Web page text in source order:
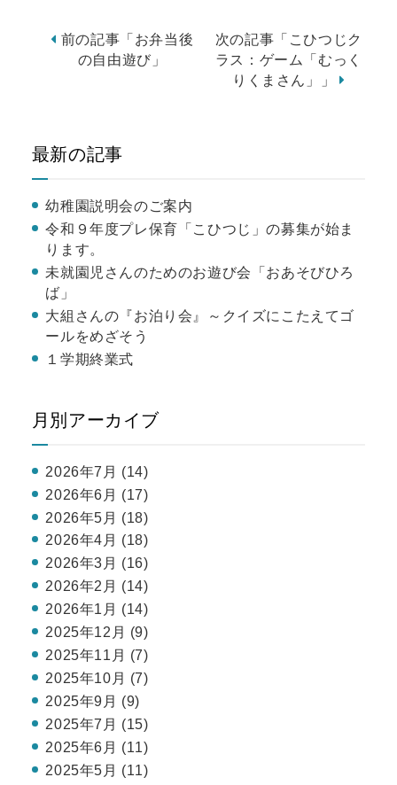
前の記事「お弁当後
の自由遊び」
次の記事「こひつじク
ラス：ゲーム「むっく
りくまさん」」
最新の記事
幼稚園説明会のご案内
令和９年度プレ保育「こひつじ」の募集が始ま
ります。
未就園児さんのためのお遊び会「おあそびひろ
ば」
大組さんの『お泊り会』～クイズにこたえてゴ
ールをめざそう
１学期終業式
月別アーカイブ
2026年7月 (14)
2026年6月 (17)
2026年5月 (18)
2026年4月 (18)
2026年3月 (16)
2026年2月 (14)
2026年1月 (14)
2025年12月 (9)
2025年11月 (7)
2025年10月 (7)
2025年9月 (9)
2025年7月 (15)
2025年6月 (11)
2025年5月 (11)